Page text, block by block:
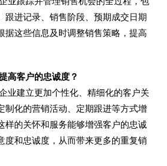
跟进记录、销售阶段、预期成交日期
据这些信息及时调整销售策略，提高
高客户的忠诚度？
业建立更加个性化、精细化的客户关
制化的营销活动、定期跟进等方式增
样的关怀和服务能够增强客户的忠诚
度和忠诚度，从而带来更多的重复销